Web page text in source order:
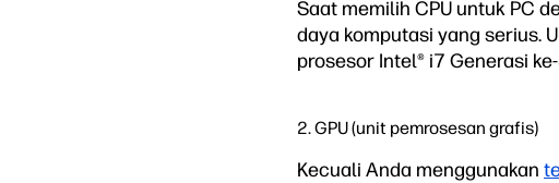
Saat memilih CPU untuk PC
daya komputasi yang serius.
prosesor Intel® i7 Generasi
2. GPU (unit pemrosesan grafis)
Kecuali Anda menggunakan